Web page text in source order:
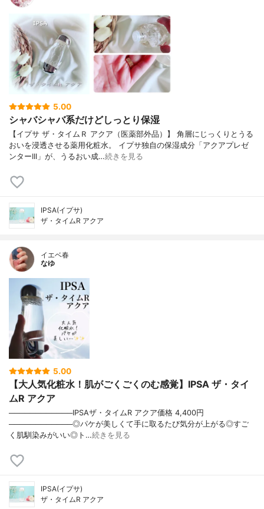
5.00
シャバシャバ系だけどしっとり保湿
【イプサ ザ・タイムＲ アクア（医薬部外品）】 角層にじっくりとうる
おいを浸透させる薬用化粧水。 イプサ独自の保湿成分「アクアプレゼ
ンターIII」が、うるおい成…続きを見る
IPSA(イプサ)
ザ・タイムR アクア
イエベ春
なゆ
5.00
【大人気化粧水！肌がごくごくのむ感覚】IPSA ザ・タイ
ムR アクア
────────────IPSAザ・タイムR アクア価格 4,400円
────────────◎パケが美しくて手に取るたび気分が上がる◎すご
く肌馴染みがいい◎ト…続きを見る
IPSA(イプサ)
ザ・タイムR アクア